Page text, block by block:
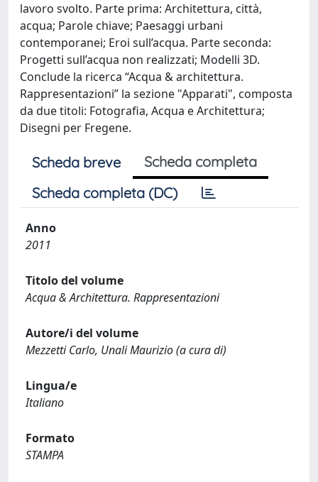
lavoro svolto. Parte prima: Architettura, città,
acqua; Parole chiave; Paesaggi urbani
contemporanei; Eroi sull’acqua. Parte seconda:
Progetti sull’acqua non realizzati; Modelli 3D.
Conclude la ricerca “Acqua & architettura.
Rappresentazioni” la sezione "Apparati", composta
da due titoli: Fotografia, Acqua e Architettura;
Disegni per Fregene.
Scheda breve
Scheda completa
Scheda completa (DC)
Anno
2011
Titolo del volume
Acqua & Architettura. Rappresentazioni
Autore/i del volume
Mezzetti Carlo, Unali Maurizio (a cura di)
Lingua/e
Italiano
Formato
STAMPA